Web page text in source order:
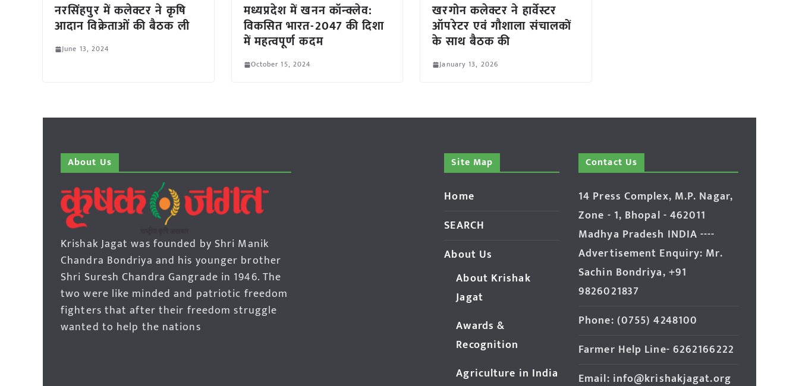
नरसिंहपुर में कलेक्टर ने कृषि
आदान विक्रेताओं की बैठक ली
June 13, 2024
मध्यप्रदेश में खनन कॉन्क्लेव:
विकसित भारत-2047 की दिशा
में महत्वपूर्ण कदम
October 15, 2024
खरगोन कलेक्टर ने हार्वेस्टर
ऑपरेटर एवं गौशाला संचालकों
के साथ बैठक की
January 13, 2026
About Us
Krishak Jagat was founded by Shri Manik
Chandra Bondriya and his younger brother
Shri Suresh Chandra Gangrade in 1946. The
two were like minded and patriotic freedom
fighters that after their freedom struggle
wanted to help the nations
Site Map
Home
SEARCH
About Us
About Krishak
Jagat
Awards &
Recognition
Agriculture in India
Contact Us
14 Press Complex, M.P. Nagar,
Zone - 1, Bhopal - 462011
Madhya Pradesh INDIA ----
Advertisement Enquiry: Mr.
Sachin Bondriya, +91
9826021837
Phone: (0755) 4248100
Farmer Help Line- 6262166222
Email: info@krishakjagat.org